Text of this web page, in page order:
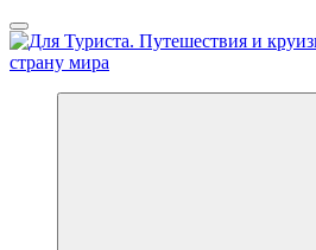
Перейти
к
содержанию
Новости туризма, куда поехать на